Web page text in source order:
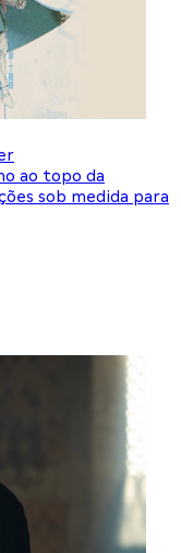
ao topo da
sob medida para